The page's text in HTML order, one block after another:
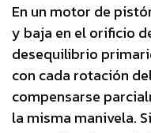
En un motor de
y baja en el orificio
desequilibrio
con cada rotación
compensarse
la misma manivela.